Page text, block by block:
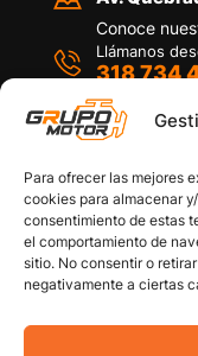
Para ofrecer las mejores
cookies para almacenar
consentimiento de estas
el comportamiento de
sitio. No consentir o
negativamente a ciertas
Conoce
Llámanos
318 734
Por medio de
Política